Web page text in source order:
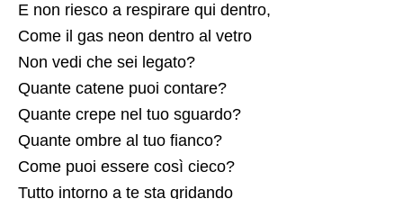
E non riesco a respirare qui dentro,
Come il gas neon dentro al vetro
Non vedi che sei legato?
Quante catene puoi contare?
Quante crepe nel tuo sguardo?
Quante ombre al tuo fianco?
Come puoi essere così cieco?
Tutto intorno a te sta gridando